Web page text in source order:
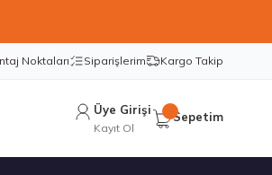
Noktaları Siparişlerim Kargo Takip
Üye Girişi
Kayıt Ol
Sepetim